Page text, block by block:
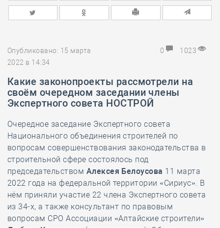
Опубликовано: 15 марта
2022 в 14:34
0 1023
Какие законопроекты рассмотрели на
своём очередном заседании члены
Экспертного совета НОСТРОЙ
Очередное заседание Экспертного совета
Национального объединения строителей по
вопросам совершенствования законодательства в
строительной сфере состоялось под
председательством Алексея Белоусова 11 марта
2022 года на федеральной территории «Сириус». В
нём приняли участие 22 члена Экспертного совета
из 34-х, а также консультант по правовым
вопросам СРО Ассоциации «Алтайские строители»